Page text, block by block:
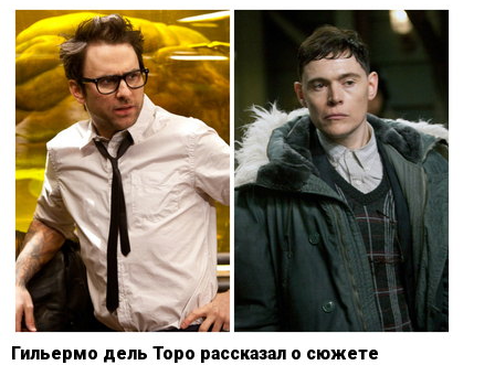
Гильермо дель Торо рассказал о сюжете